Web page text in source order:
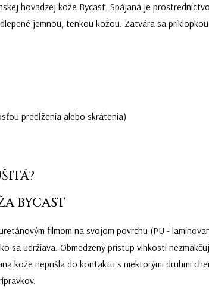
hovädzej kože Bycast. Spájaná je
jemnou, tenkou kožou. Zatvára sa
predĺženia alebo skrátenia)
BYCAST
filmom na svojom povrchu (PU -
sa udržiava. Obmedzený prístup vlhkosti
kože neprišla do kontaktu s niektorými druhmi